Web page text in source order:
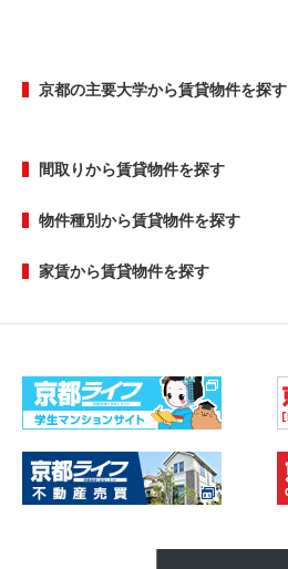
京都の主要大学から賃貸物件を探す
間取りから賃貸物件を探す
物件種別から賃貸物件を探す
家賃から賃貸物件を探す